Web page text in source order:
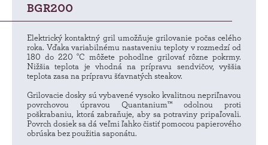
BGR200
Elektrický kontaktný gril umožňuje grilovanie počas celého
roka. Vďaka variabilnému nastaveniu teploty v rozmedzí od
180 do 220 °C môžete pohodlne grilovať rôzne pokrmy.
Nižšia teplota je vhodná na prípravu sendvičov, vyššia
teplota zasa na prípravu šťavnatých steakov.
Grilovacie dosky sú vybavené vysoko kvalitnou nepriľnavou
povrchovou úpravou Quantanium™ odolnou proti
poškrabaniu, ktorá zabraňuje, aby sa potraviny pripaľovali.
Povrch dosiek sa dá veľmi ľahko čistiť pomocou papierového
obrúska bez použitia saponátu.